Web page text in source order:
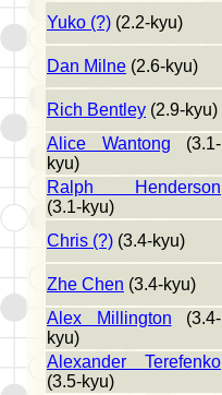
Yuko (?) (2.2-kyu)
Dan Milne (2.6-kyu)
Rich Bentley (2.9-kyu)
Alice Wantong (3.1-
kyu)
Ralph Henderson
(3.1-kyu)
Chris (?) (3.4-kyu)
Zhe Chen (3.4-kyu)
Alex Millington (3.4-
kyu)
Alexander Terefenko
(3.5-kyu)